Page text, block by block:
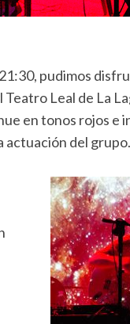
pudimos
Teatro Leal de La
en tonos rojos e
actuación del grupo.